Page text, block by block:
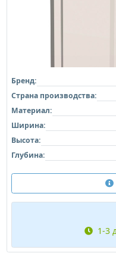
Бренд:
Страна производства:
Материал:
Ширина:
Высота:
Глубина:
1-3